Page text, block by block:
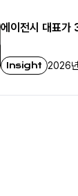
에이전시 대표가
Insight 2026